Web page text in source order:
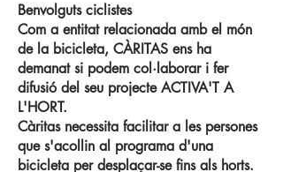
Benvolguts ciclistes
Com a entitat relacionada amb el món
de la bicicleta, CÀRITAS ens ha
demanat si podem col·laborar i fer
difusió del seu projecte ACTIVA'T A
L'HORT.
Càritas necessita facilitar a les persones
que s'acollin al programa d'una
bicicleta per desplaçar-se fins als horts.